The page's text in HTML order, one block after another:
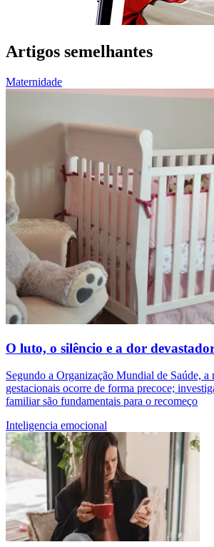
Artigos semelhantes
Maternidade
O luto, o silêncio e a dor
Segundo a Organização Mundial de Saúde, a
gestacionais ocorre de forma precoce;
familiar são fundamentais para o recomeço
Inteligencia emocional